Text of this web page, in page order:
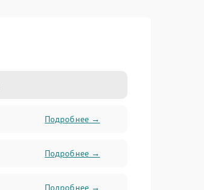
Подробнее →
Подробнее →
Подробнее →